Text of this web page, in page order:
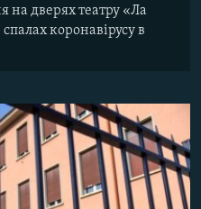
на дверях театру «Ла
коронавірусу в